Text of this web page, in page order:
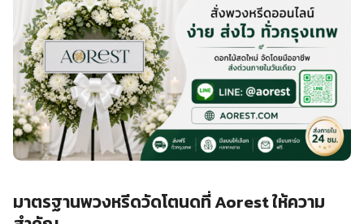
มาตรฐานพวงหรีดวัดโตนดที่ Aorest ให้ความ